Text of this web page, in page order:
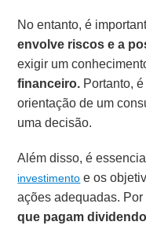
No entanto, é
envolve riscos e a
exigir um
financeiro. Portanto,
orientação de um
uma decisão.
Além disso, é
investimento e os
ações adequadas.
que pagam